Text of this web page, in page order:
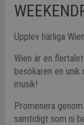
Upplev härliga
Wien är en
besökaren en unik
musik!
Promenera
samtidigt som ni